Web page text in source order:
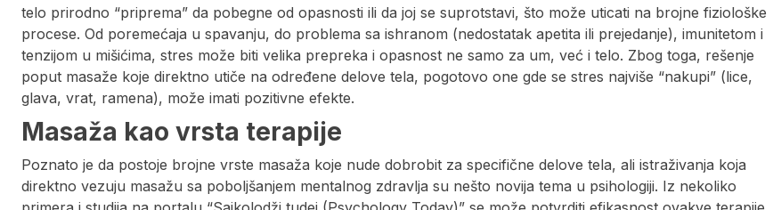
telo prirodno “priprema” da pobegne od opasnosti ili da joj se suprotstavi, što može uticati na brojne fiziološke
procese. Od poremećaja u spavanju, do problema sa ishranom (nedostatak apetita ili prejedanje), imunitetom i
tenzijom u mišićima, stres može biti velika prepreka i opasnost ne samo za um, već i telo. Zbog toga, rešenje
poput masaže koje direktno utiče na određene delove tela, pogotovo one gde se stres najviše “nakupi” (lice,
glava, vrat, ramena), može imati pozitivne efekte.
Masaža kao vrsta terapije
Poznato je da postoje brojne vrste masaža koje nude dobrobit za specifične delove tela, ali istraživanja koja
direktno vezuju masažu sa poboljšanjem mentalnog zdravlja su nešto novija tema u psihologiji. Iz nekoliko